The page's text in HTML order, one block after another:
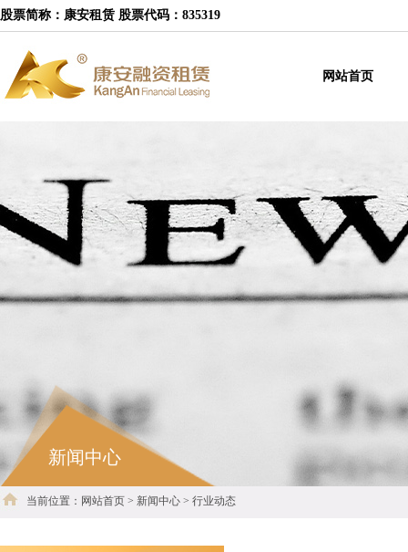
股票简称：康安租赁 股票代码：835319
网站首页
新闻中心
当前位置：网站首页 > 新闻中心 > 行业动态